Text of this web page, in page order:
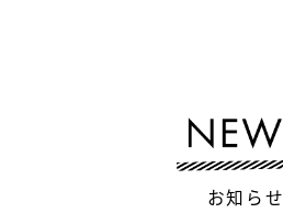
お知らせ